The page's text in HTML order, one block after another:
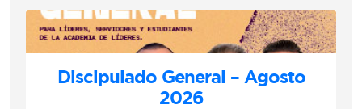
Discipulado General – Agosto
2026